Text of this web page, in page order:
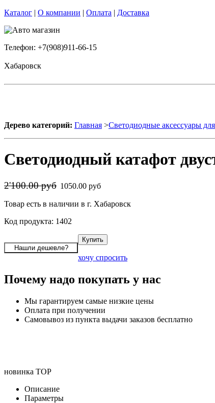
Каталог | О компании | Оплата | Доставка
Телефон: +7(908)911-66-15
Хабаровск
Дерево категорий: Главная >Светодиодные аксессуары
Светодиодный катафот
2'100.00 руб 1050.00 руб
Товар есть в наличии в г. Хабаровск
Код продукта: 1402
хочу спросить
Почему надо покупать у нас
Мы гарантируем самые низкие цены
Оплата при получении
Самовывоз из пункта выдачи заказов бесплатно
новинка TOP
Описание
Параметры